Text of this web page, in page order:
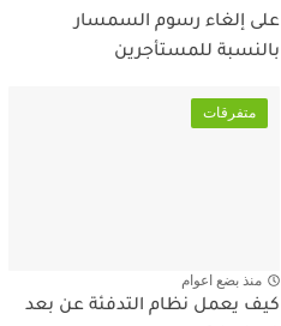
على إلغاء رسوم السمسار
بالنسبة للمستأجرين
متفرقات
منذ بضع اعوام
كيف يعمل نظام التدفئة عن بعد